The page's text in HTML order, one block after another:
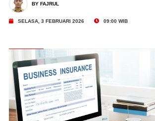
BY FAJRUL
SELASA, 3 FEBRUARI 2026 09:00 WIB